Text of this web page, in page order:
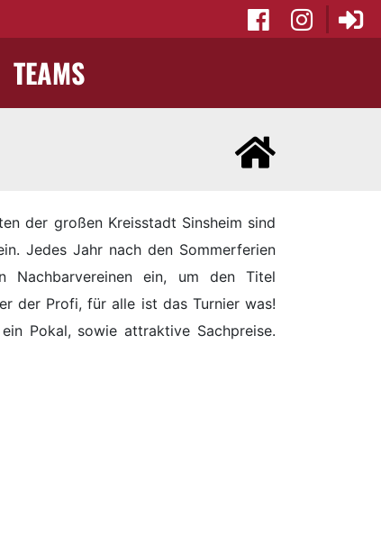
TEAMS
der großen Kreisstadt Sinsheim sind
Jedes Jahr nach den Sommerferien
Nachbarvereinen ein, um den Titel
der Profi, für alle ist das Turnier was!
Pokal, sowie attraktive Sachpreise.